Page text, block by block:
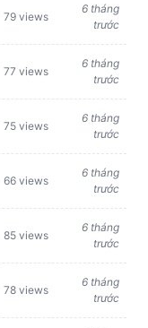
79 views
6 tháng
trước
77 views
6 tháng
trước
75 views
6 tháng
trước
66 views
6 tháng
trước
85 views
6 tháng
trước
78 views
6 tháng
trước